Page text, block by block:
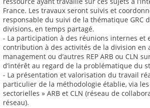
France. Les travaux seront suivis et
responsable du suivi de la thématique GRC
divisions, en temps partagé.
- La participation à des réunions internes et
contribution à des activités de la division en
management ou d’autres REP ARB ou CLN
d’intérêt au regard de la problématique du
- La présentation et valorisation du travail
particulier de la méthodologie établie, via
sectorielles » ARB et CLN (réseau de
réseau).